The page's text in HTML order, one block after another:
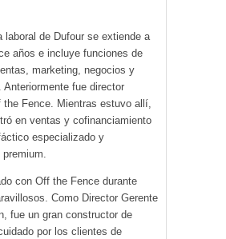
laboral de Dufour se extiende a
años e incluye funciones de
marketing, negocios y
Anteriormente fue director
the Fence. Mientras estuvo allí,
en ventas y cofinanciamiento
especializado y
con Off the Fence durante
Como Director Gerente
fue un gran constructor de
por los clientes de